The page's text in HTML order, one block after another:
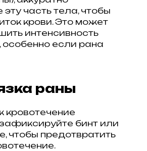
часть тела, чтобы
крови. Это может
интенсивность
особенно если рана
раны
кровотечение
бинт или
чтобы предотвратить